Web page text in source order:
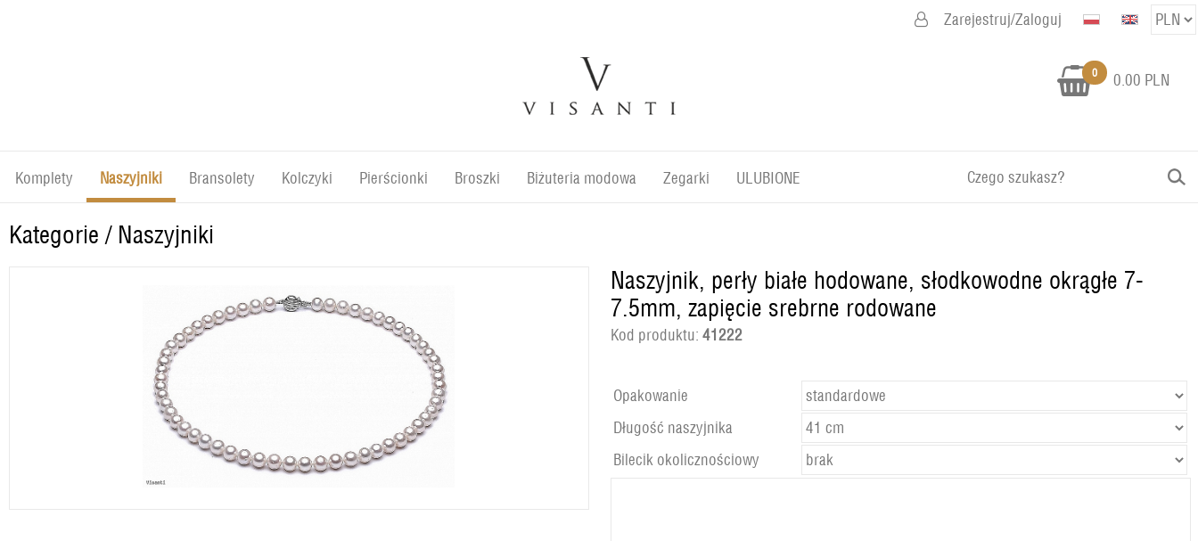
Zarejestruj/Zaloguj
0.00 PLN
0
Komplety Naszyjniki Bransolety Kolczyki Pierścionki Broszki Biżuteria modowa Zegarki ULUBIONE
Kategorie / Naszyjniki
Naszyjnik, perły białe hodowane, słodkowodne okrągłe 7-
7.5mm, zapięcie srebrne rodowane
Kod produktu:41222
Opakowanie
Długość naszyjnika
Bilecik okolicznościowy